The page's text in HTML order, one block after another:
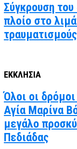
Σύγκρουση
πλοίο στο
ΕΚΚΛΗΣΙΑ
Όλοι οι
Αγία Μαρίνα
μεγάλο
Πεδιάδας